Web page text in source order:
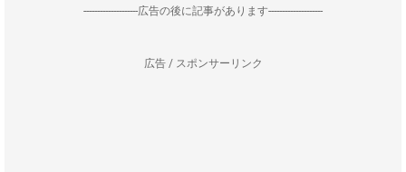
--------------------広告の後に記事があります--------------------
広告 / スポンサーリンク